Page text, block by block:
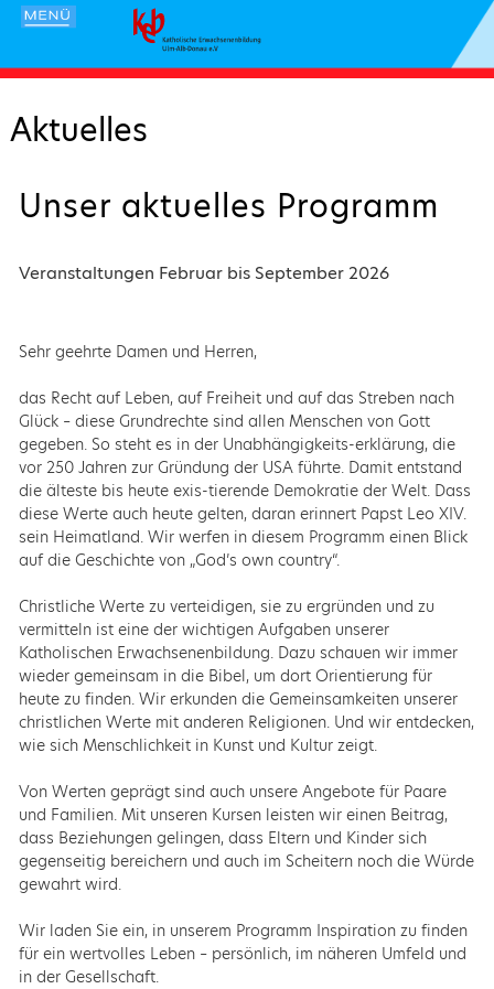
Aktuelles
Unser aktuelles Programm
Veranstaltungen Februar bis September 2026
Sehr geehrte Damen und Herren,
das Recht auf Leben, auf Freiheit und auf das Streben nach
Glück – diese Grundrechte sind allen Menschen von Gott
gegeben. So steht es in der Unabhängigkeits-erklärung, die
vor 250 Jahren zur Gründung der USA führte. Damit entstand
die älteste bis heute exis-tierende Demokratie der Welt. Dass
diese Werte auch heute gelten, daran erinnert Papst Leo XIV.
sein Heimatland. Wir werfen in diesem Programm einen Blick
auf die Geschichte von „God’s own country“.
Christliche Werte zu verteidigen, sie zu ergründen und zu
vermitteln ist eine der wichtigen Aufgaben unserer
Katholischen Erwachsenenbildung. Dazu schauen wir immer
wieder gemeinsam in die Bibel, um dort Orientierung für
heute zu finden. Wir erkunden die Gemeinsamkeiten unserer
christlichen Werte mit anderen Religionen. Und wir entdecken,
wie sich Menschlichkeit in Kunst und Kultur zeigt.
Von Werten geprägt sind auch unsere Angebote für Paare
und Familien. Mit unseren Kursen leisten wir einen Beitrag,
dass Beziehungen gelingen, dass Eltern und Kinder sich
gegenseitig bereichern und auch im Scheitern noch die Würde
gewahrt wird.
Wir laden Sie ein, in unserem Programm Inspiration zu finden
für ein wertvolles Leben – persönlich, im näheren Umfeld und
in der Gesellschaft.